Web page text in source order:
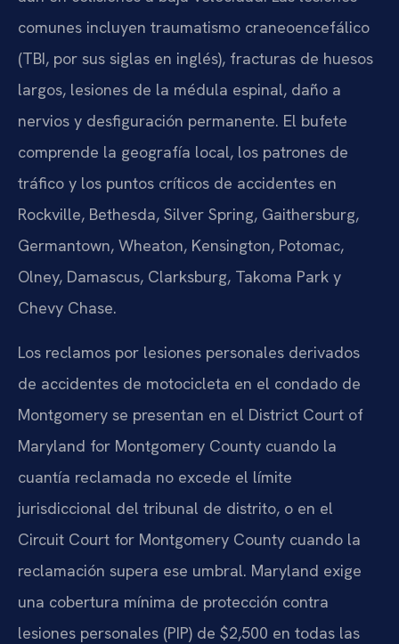
comunes incluyen traumatismo craneoencefálico
(TBI, por sus siglas en inglés), fracturas de huesos
largos, lesiones de la médula espinal, daño a
nervios y desfiguración permanente. El bufete
comprende la geografía local, los patrones de
tráfico y los puntos críticos de accidentes en
Rockville, Bethesda, Silver Spring, Gaithersburg,
Germantown, Wheaton, Kensington, Potomac,
Olney, Damascus, Clarksburg, Takoma Park y
Chevy Chase.
Los reclamos por lesiones personales derivados
de accidentes de motocicleta en el condado de
Montgomery se presentan en el District Court of
Maryland for Montgomery County cuando la
cuantía reclamada no excede el límite
jurisdiccional del tribunal de distrito, o en el
Circuit Court for Montgomery County cuando la
reclamación supera ese umbral. Maryland exige
una cobertura mínima de protección contra
lesiones personales (PIP) de $2,500 en todas las